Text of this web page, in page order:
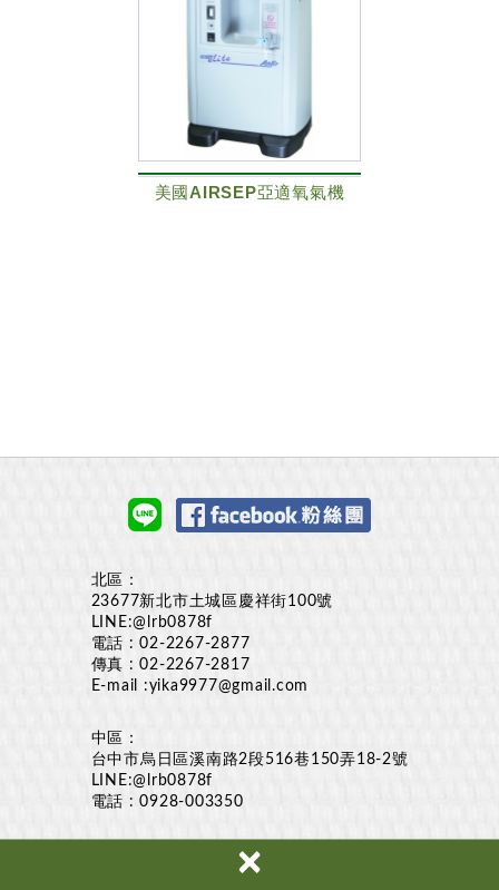
×
美國AIRSEP亞適氧氣機
北區：
23677新北市土城區慶祥街100號
LINE:@lrb0878f
電話 :02-2267-2877
傳真 : 02-2267-2817
E-mail :yika9977@gmail.com
中區：
台中市烏日區溪南路2段516巷150弄18-2號
LINE:@lrb0878f
電話 :0928-003350